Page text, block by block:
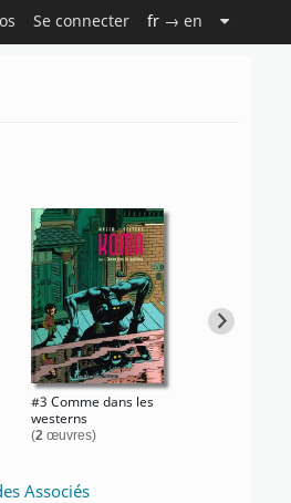
Se connecter fr → en
#3 Comme dans les
westerns
(2œuvres)
Associés